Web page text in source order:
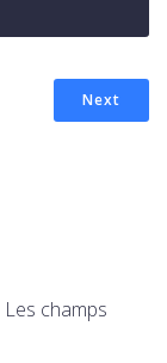
Next
Les champs